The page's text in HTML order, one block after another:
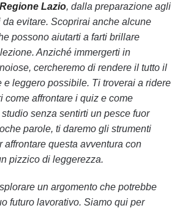
Lazio, dalla preparazione agli
da evitare. Scoprirai anche alcune
possono aiutarti a farti brillare
Anziché immergerti in
cercheremo di rendere il tutto il
e leggero possibile. Ti troverai a ridere
come affrontare i quiz e come
senza sentirti un pesce fuor
parole, ti daremo gli strumenti
affrontare questa avventura con
pizzico di leggerezza.
un argomento che potrebbe
futuro lavorativo. Siamo qui per